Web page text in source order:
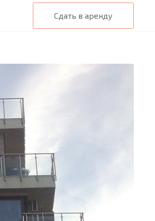
Сдать в аренду